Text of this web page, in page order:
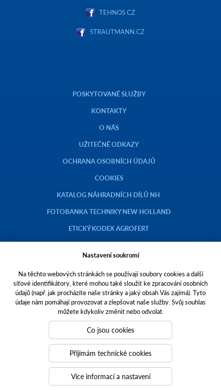
TEHNOS CZ
STRAUTMANN.CZ
POSKYTOVANÉ SLUŽBY
KONTAKTY
O NÁS
UŽITEČNÉ ODKAZY
OCHRANA OSOBNÍCH ÚDAJŮ
COOKIES
KATALOG NÁHRADNÍCH DÍLŮ NH
FOTOBANKA TECHNIKY NEW HOLLAND
ETICKÝ KODEX AGROFERT
Copyright © 2023 AGROTEC a.s.
Toto jsou internetové stránky společnosti AGROTEC a. s., se sídlem v
Hustopečích, Brněnská 74, PSČ 69301, IČO 00544957,
zapsané v OR vedeném Krajským soudem v Brně, oddíl B, vložka 138.
Společnost AGROTEC a.s. je členem koncernu AGROFERT řízeného
společností AGROFERT, a.s.,
IČO 26185610, se sídlem na adrese Pyšelská 2327/2, Chodov, 149 00
Praha 4.
webové portály, které vám pomáhají růst. Jsme
PUXdesign.
Nastavení soukromí
Na těchto webových stránkách se používají soubory cookies a další
síťové identifikátory, které mohou také sloužit ke zpracování osobních
údajů (např. jak procházíte naše stránky a jaký obsah Vás zajímá). Tyto
údaje nám pomáhají provozovat a zlepšovat naše služby. Svůj souhlas
můžete kdykoliv změnit nebo odvolat.
Co jsou cookies
Přijímám technické cookies
Více informací a nastavení